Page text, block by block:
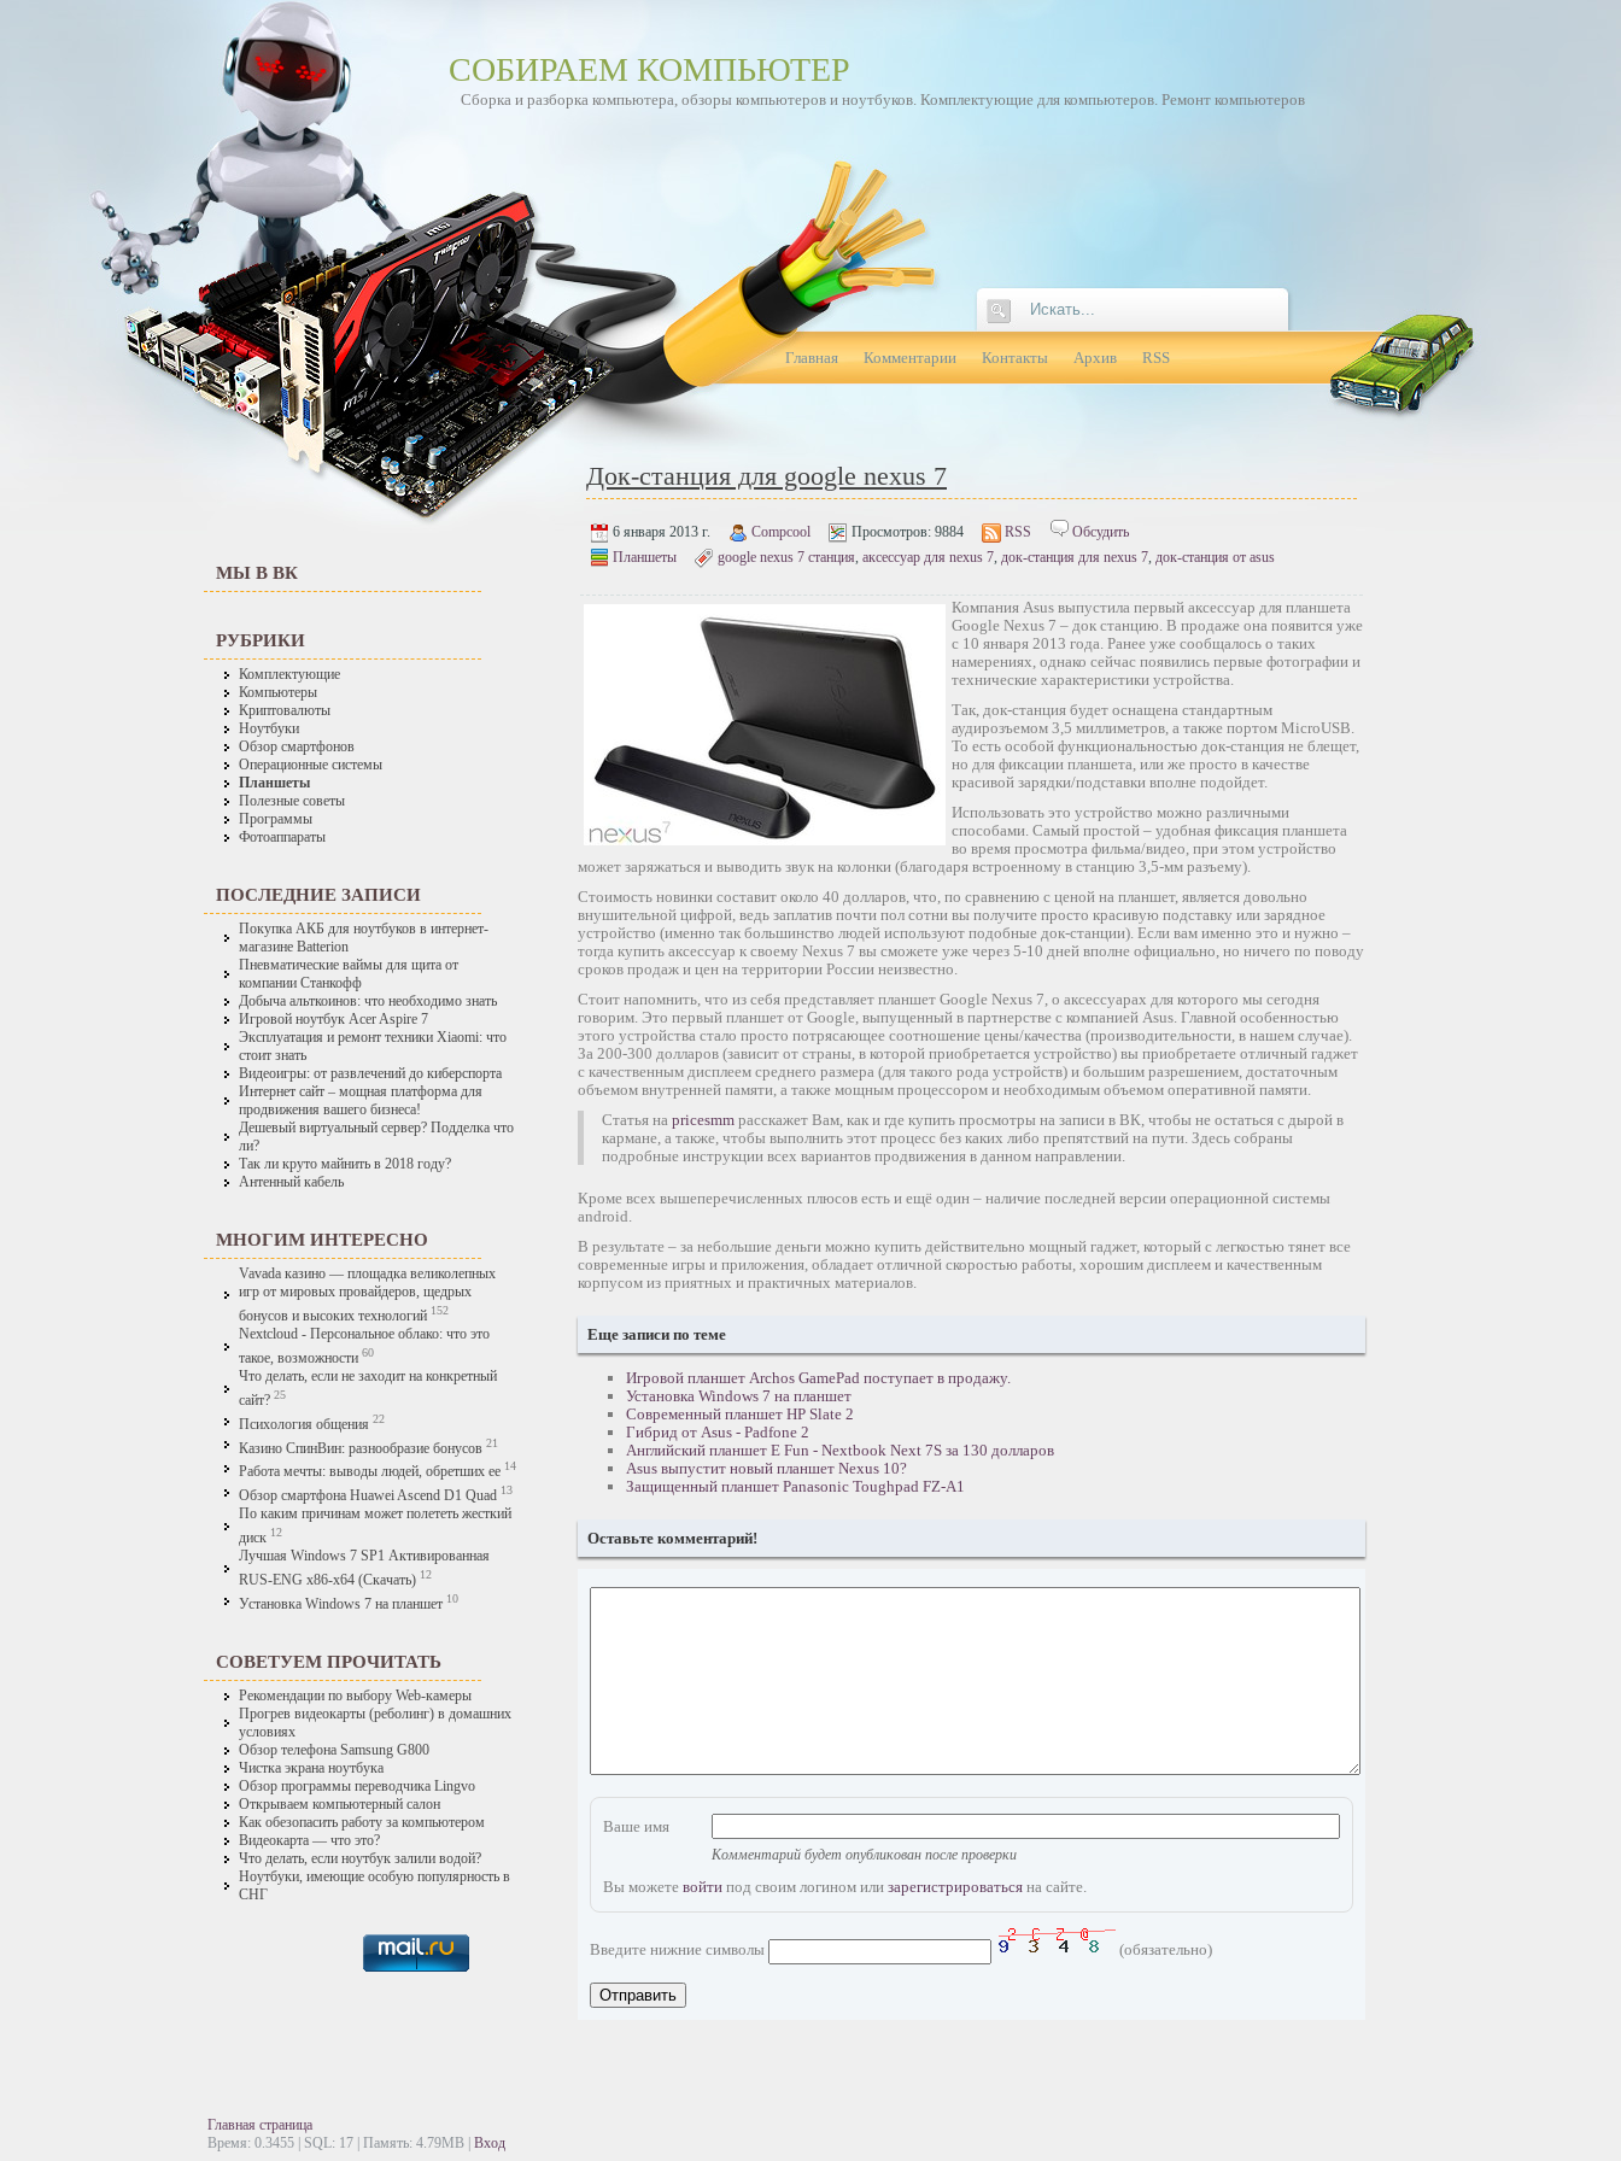
СОБИРАЕМ КОМПЬЮТЕР
Сборка и разборка компьютера, обзоры компьютеров и ноутбуков. Комплектующие для компьютеров. Ремонт компьютеров
Главная Комментарии Контакты Архив RSS
МЫ В ВК
РУБРИКИ
Комплектующие
Компьютеры
Криптовалюты
Ноутбуки
Обзор смартфонов
Операционные системы
Планшеты
Полезные советы
Программы
Фотоаппараты
ПОСЛЕДНИЕ ЗАПИСИ
Покупка АКБ для ноутбуков в интернет-
магазине Batterion
Пневматические ваймы для щита от
компании Станкофф
Добыча альткоинов: что необходимо знать
Игровой ноутбук Acer Aspire 7
Эксплуатация и ремонт техники Xiaomi: что
стоит знать
Видеоигры: от развлечений до киберспорта
Интернет сайт – мощная платформа для
продвижения вашего бизнеса!
Дешевый виртуальный сервер? Подделка что
ли?
Так ли круто майнить в 2018 году?
Антенный кабель
МНОГИМ ИНТЕРЕСНО
Vavada казино — площадка великолепных
игр от мировых провайдеров, щедрых
бонусов и высоких технологий 152
Nextcloud - Персональное облако: что это
такое, возможности 60
Что делать, если не заходит на конкретный
сайт? 25
Психология общения 22
Казино СпинВин: разнообразие бонусов 21
Работа мечты: выводы людей, обретших ее 14
Обзор смартфона Huawei Ascend D1 Quad 13
По каким причинам может полететь жесткий
диск 12
Лучшая Windows 7 SP1 Активированная
RUS-ENG x86-x64 (Скачать) 12
Установка Windows 7 на планшет 10
СОВЕТУЕМ ПРОЧИТАТЬ
Рекомендации по выбору Web-камеры
Прогрев видеокарты (реболинг) в домашних
условиях
Обзор телефона Samsung G800
Чистка экрана ноутбука
Обзор программы переводчика Lingvo
Открываем компьютерный салон
Как обезопасить работу за компьютером
Видеокарта — что это?
Что делать, если ноутбук залили водой?
Ноутбуки, имеющие особую популярность в
СНГ
Док-станция для google nexus 7
6 января 2013 г. Compcool Просмотров: 9884 RSS
Обсудить
Планшеты
google nexus 7 станция, аксессуар для nexus 7, док-станция для nexus 7, док-станция от asus
Компания Asus выпустила первый аксессуар для планшета
Google Nexus 7 – док станцию. В продаже она появится уже
с 10 января 2013 года. Ранее уже сообщалось о таких
намерениях, однако сейчас появились первые фотографии и
технические характеристики устройства.
Так, док-станция будет оснащена стандартным
аудирозъемом 3,5 миллиметров, а также портом MicroUSB.
То есть особой функциональностью док-станция не блещет,
но для фиксации планшета, или же просто в качестве
красивой зарядки/подставки вполне подойдет.
Использовать это устройство можно различными
способами. Самый простой – удобная фиксация планшета
во время просмотра фильма/видео, при этом устройство
может заряжаться и выводить звук на колонки (благодаря встроенному в станцию 3,5-мм разъему).
Стоимость новинки составит около 40 долларов, что, по сравнению с ценой на планшет, является довольно
внушительной цифрой, ведь заплатив почти пол сотни вы получите просто красивую подставку или зарядное
устройство (именно так большинство людей используют подобные док-станции). Если вам именно это и нужно –
тогда купить аксессуар к своему Nexus 7 вы сможете уже через 5-10 дней вполне официально, но ничего по поводу
сроков продаж и цен на территории России неизвестно.
Стоит напомнить, что из себя представляет планшет Google Nexus 7, о аксессуарах для которого мы сегодня
говорим. Это первый планшет от Google, выпущенный в партнерстве с компанией Asus. Главной особенностью
этого устройства стало просто потрясающее соотношение цены/качества (производительности, в нашем случае).
За 200-300 долларов (зависит от страны, в которой приобретается устройство) вы приобретаете отличный гаджет
с качественным дисплеем среднего размера (для такого рода устройств) и большим разрешением, достаточным
объемом внутренней памяти, а также мощным процессором и необходимым объемом оперативной памяти.
Статья на pricesmm расскажет Вам, как и где купить просмотры на записи в ВК, чтобы не остаться с дырой в
кармане, а также, чтобы выполнить этот процесс без каких либо препятствий на пути. Здесь собраны
подробные инструкции всех вариантов продвижения в данном направлении.
Кроме всех вышеперечисленных плюсов есть и ещё один – наличие последней версии операционной системы
android.
В результате – за небольшие деньги можно купить действительно мощный гаджет, который с легкостью тянет все
современные игры и приложения, обладает отличной скоростью работы, хорошим дисплеем и качественным
корпусом из приятных и практичных материалов.
Еще записи по теме
Игровой планшет Archos GamePad поступает в продажу.
Установка Windows 7 на планшет
Современный планшет HP Slate 2
Гибрид от Asus - Padfone 2
Английский планшет E Fun - Nextbook Next 7S за 130 долларов
Asus выпустит новый планшет Nexus 10?
Защищенный планшет Panasonic Toughpad FZ-A1
Оставьте комментарий!
Ваше имя
Комментарий будет опубликован после проверки
Вы можете войти под своим логином или зарегистрироваться на сайте.
Введите нижние символы (обязательно)
Отправить
Главная страница
Время: 0.3455 | SQL: 17 | Память: 4.79MB Вход